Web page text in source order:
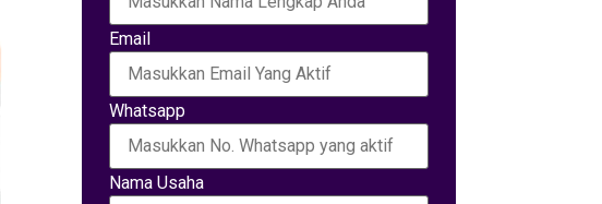
Email
Whatsapp
Nama Usaha